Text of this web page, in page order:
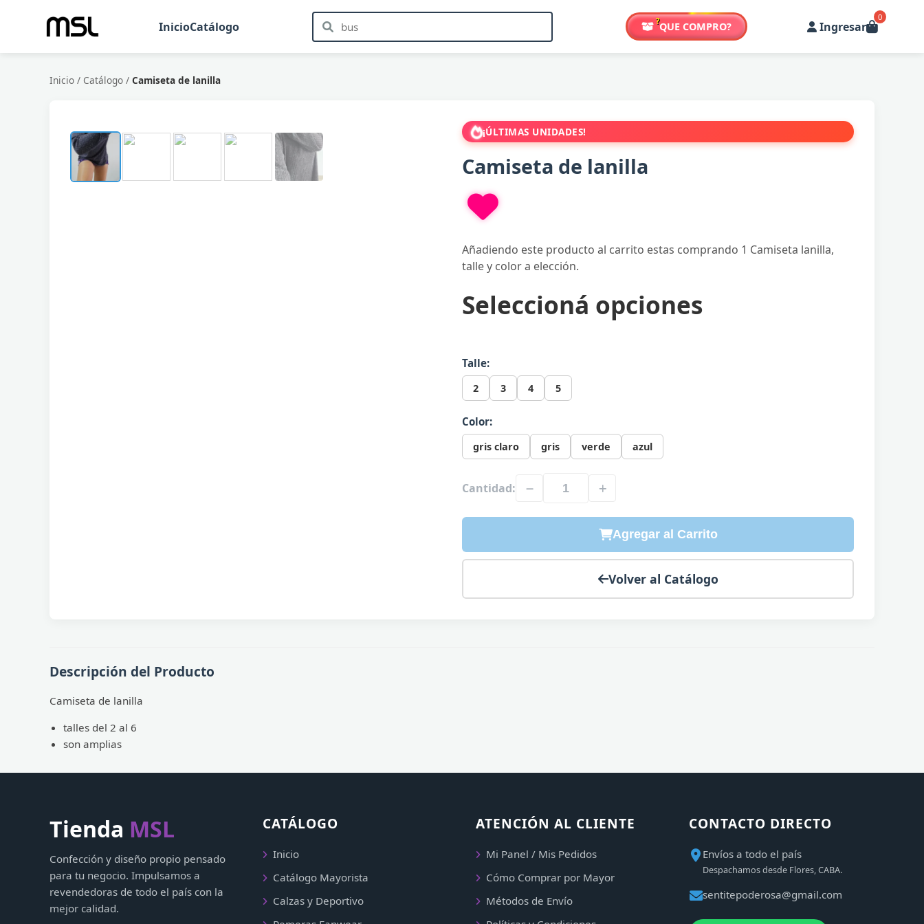
InicioCatálogo ?QUE COMPRO? Ingresar
0
Inicio / Catálogo / Camiseta de lanilla
¡ÚLTIMAS UNIDADES!
Camiseta de lanilla
Añadiendo este producto al carrito estas comprando 1 Camiseta lanilla,
talle y color a elección.
Seleccioná opciones
Talle:
2 3 4 5
Color:
gris claro gris verde azul
Cantidad:
Agregar al Carrito
Volver al Catálogo
Descripción del Producto
Camiseta de lanilla
talles del 2 al 6
son amplias
Tienda MSL
Confección y diseño propio pensado
para tu negocio. Impulsamos a
revendedoras de todo el país con la
mejor calidad.
CATÁLOGO
Inicio
Catálogo Mayorista
Calzas y Deportivo
ATENCIÓN AL CLIENTE
Mi Panel / Mis Pedidos
Cómo Comprar por Mayor
Métodos de Envío
CONTACTO DIRECTO
Envíos a todo el país
Despachamos desde Flores, CABA.
sentitepoderosa@gmail.com